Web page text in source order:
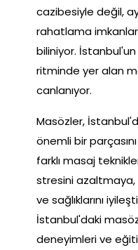
cazibesiyle değil,
rahatlama
biliniyor.
ritminde yer alan
canlanıyor.
Masözler,
önemli bir
farklı masaj
stresini azaltmaya,
ve sağlıklarını
İstanbul'daki
deneyimleri ve